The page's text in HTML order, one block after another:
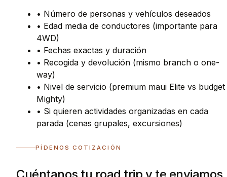
• Número de personas y vehículos deseados
• Edad media de conductores (importante para
4WD)
• Fechas exactas y duración
• Recogida y devolución (mismo branch o one-
way)
• Nivel de servicio (premium maui Elite vs budget
Mighty)
• Si quieren actividades organizadas en cada
parada (cenas grupales, excursiones)
PÍDENOS COTIZACIÓN